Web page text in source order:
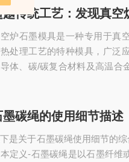
越传统工艺：发现真
炉石墨模具是一种专用于真
处理工艺的特种模具，广泛
体、碳/碳复合材料及高温合
。石墨模具通常由高纯度、
可有效减少杂质挥发对产品
墨碳绳的使用细节描述
下是关于石墨碳绳使用细节的
定义-石墨碳绳是以石墨纤维